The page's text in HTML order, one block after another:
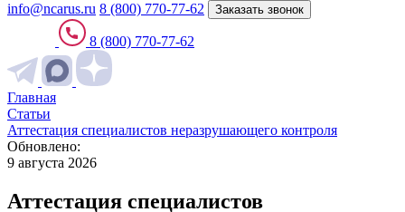
info@ncarus.ru 8 (800) 770-77-62 Заказать звонок
8 (800) 770-77-62
Главная
Статьи
Аттестация специалистов неразрушающего контроля
Обновлено:
9 августа 2026
Аттестация специалистов